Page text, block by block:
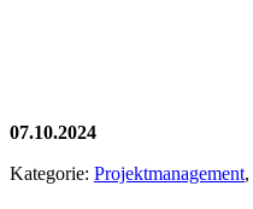
07.10.2024
Kategorie: Projektmanagement,